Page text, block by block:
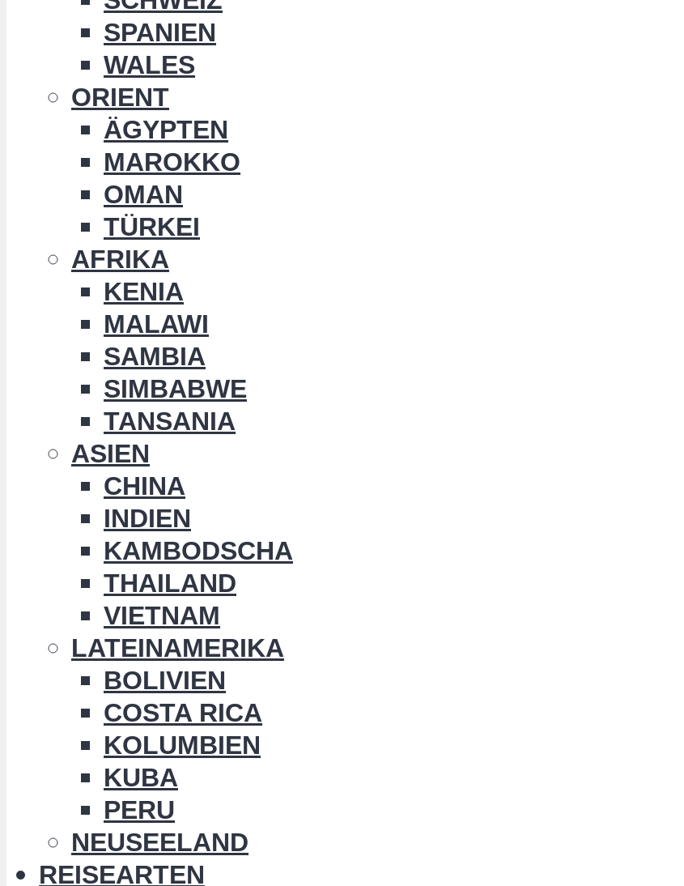
SPANIEN
WALES
ORIENT
ÄGYPTEN
MAROKKO
OMAN
TÜRKEI
AFRIKA
KENIA
MALAWI
SAMBIA
SIMBABWE
TANSANIA
ASIEN
CHINA
INDIEN
KAMBODSCHA
THAILAND
VIETNAM
LATEINAMERIKA
BOLIVIEN
COSTA RICA
KOLUMBIEN
KUBA
PERU
NEUSEELAND
REISEARTEN